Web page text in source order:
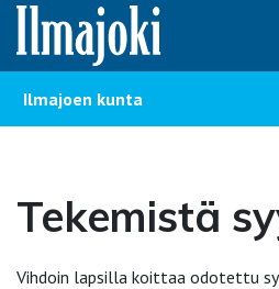
Hyppää sisältöön
Ilmajoen kunta
Tekemistä
Vihdoin lapsilla koittaa odotettu